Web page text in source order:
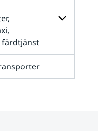
och
Undersidor
färdtjänst
för
taxi,